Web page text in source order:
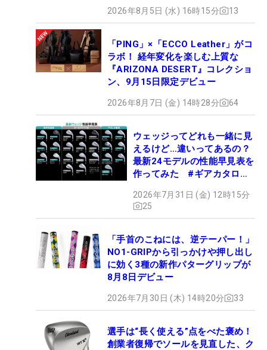
2026年8月5日 (水) 16時15分 13
「PING」×「ECCO Leather」がコ
ラボ！ 経年変化を楽しむ上質な
『ARIZONA DESERT』コレクショ
ン、9月15日限定デビュー
2026年8月7日 (金) 14時28分 64
ウェッジってどれも一緒に見
えるけど…違いってあるの？
最新24モデルの性能早見表を
作ってみた #ギアカタログ
2026年7月31日 (金) 12時15分
25
「手首のこねには、逆テーパー！」
NO1-GRIPから引っかけや押し出し
に効く3種の新作パターグリップが
8月8日デビュー
2026年7月30日 (木) 14時20分 33
選手は“長く使える”点をべた褒め！
創業者復帰でソールを見直した、ク